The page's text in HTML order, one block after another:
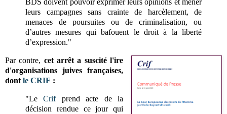
BDS doivent pouvoir exprimer leurs opinions et mener
leurs campagnes sans crainte de harcèlement, de
menaces de poursuites ou de criminalisation, ou
d’autres mesures qui bafouent le droit à la liberté
d’expression."
Par contre, cet arrêt a suscité l'ire
d'organisations juives françaises,
dont le CRIF :
"LeCrifprend acte de la
décision rendue ce jour qui